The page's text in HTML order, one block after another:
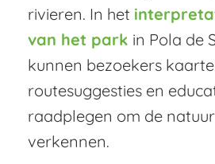
rivieren. In het
van het park in Pola de
kunnen bezoekers
routesuggesties en
raadplegen om de
verkennen.